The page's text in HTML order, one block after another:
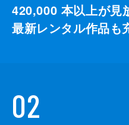
420,000 本以上が見
最新レンタル作品も
02